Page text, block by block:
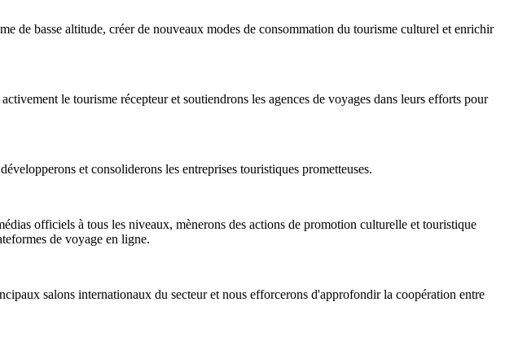
de basse altitude, créer de nouveaux modes de consommation du tourisme culturel et enrichir
le tourisme récepteur et soutiendrons les agences de voyages dans leurs efforts pour
et consoliderons les entreprises touristiques prometteuses.
officiels à tous les niveaux, mènerons des actions de promotion culturelle et touristique
de voyage en ligne.
salons internationaux du secteur et nous efforcerons d'approfondir la coopération entre